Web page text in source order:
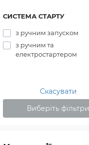
СИСТЕМА СТАРТУ
з ручним запуском
з ручним та
електростартером
Скасувати
Виберіть фільтри